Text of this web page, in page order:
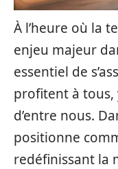
À l’heure où la
enjeu majeur
essentiel de
profitent à tous,
d’entre nous.
positionne
redéfinissant la